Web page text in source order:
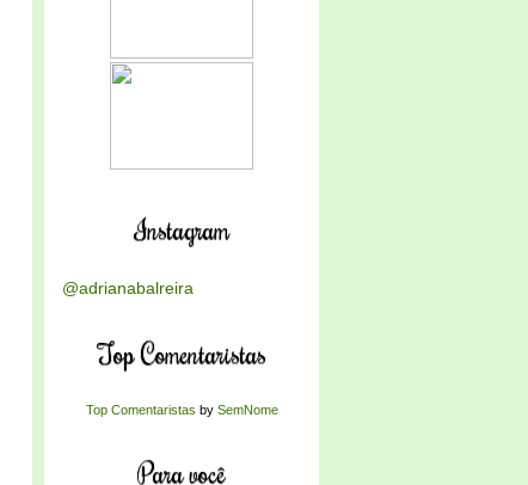
Instagram
@adrianabalreira
Top Comentaristas
Top Comentaristas by SemNome
Para você